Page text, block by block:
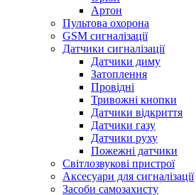
Артон
Пультова охорона
GSM сигналізації
Датчики сигналізації
Датчики диму
Затоплення
Провідні
Тривожні кнопки
Датчики відкриття
Датчики газу
Датчики руху
Пожежні датчики
Світлозвукові пристрої
Аксесуари для сигналізації
Засоби самозахисту